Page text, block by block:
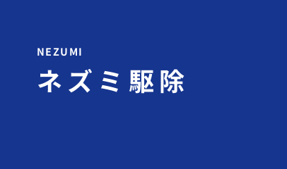
ネズミ駆除